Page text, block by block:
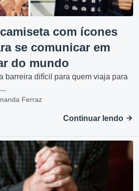
com ícones
se comunicar em
do mundo
barreira difícil para quem viaja para
Ferraz
Continuar lendo